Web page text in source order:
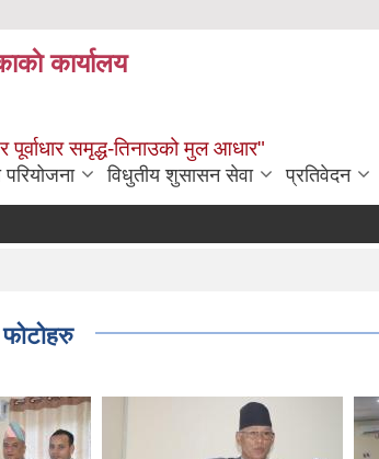
कार्यालय
पूर्वाधार समृद्ध-तिनाउको मुल आधार"
विधुतीय शुसासन सेवा प्रतिवेदन